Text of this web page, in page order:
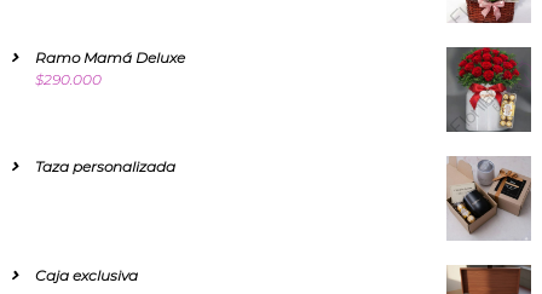
Ramo Mamá Deluxe
$290.000
Taza personalizada
Caja exclusiva